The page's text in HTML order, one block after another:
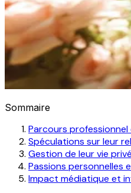
Sommaire
Parcours
Spéculations sur leur
Gestion de leur vie
Passions personnelles
Impact médiatique et